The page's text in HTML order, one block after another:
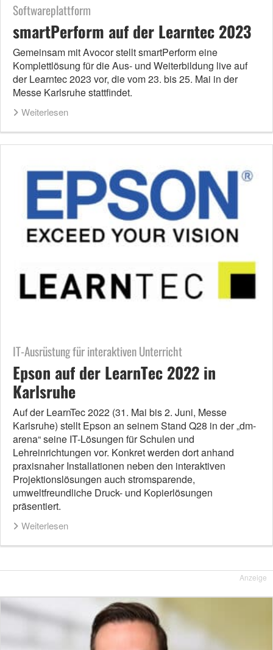
Softwareplattform
smartPerform auf der Learntec 2023
Gemeinsam mit Avocor stellt smartPerform eine
Komplettlösung für die Aus- und Weiterbildung live auf
der Learntec 2023 vor, die vom 23. bis 25. Mai in der
Messe Karlsruhe stattfindet.
Weiterlesen
IT-Ausrüstung für interaktiven Unterricht
Epson auf der LearnTec 2022 in
Karlsruhe
Auf der LearnTec 2022 (31. Mai bis 2. Juni, Messe
Karlsruhe) stellt Epson an seinem Stand Q28 in der „dm-
arena“ seine IT-Lösungen für Schulen und
Lehreinrichtungen vor. Konkret werden dort anhand
praxisnaher Installationen neben den interaktiven
Projektionslösungen auch stromsparende,
umweltfreundliche Druck- und Kopierlösungen
präsentiert.
Weiterlesen
Anzeige